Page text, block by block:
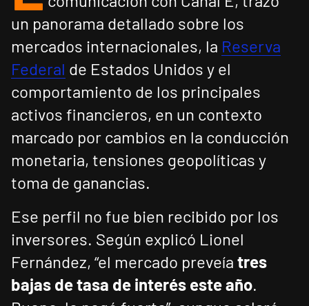
un panorama detallado sobre los
mercados internacionales, la Reserva
Federal de Estados Unidos y el
comportamiento de los principales
activos financieros, en un contexto
marcado por cambios en la conducción
monetaria, tensiones geopolíticas y
toma de ganancias.
Ese perfil no fue bien recibido por los
inversores. Según explicó Lionel
Fernández, “el mercado preveía tres
bajas de tasa de interés este año.